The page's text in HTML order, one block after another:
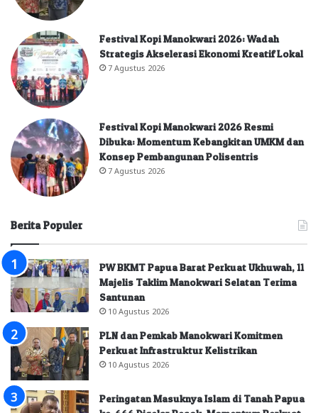
Festival Kopi Manokwari 2026: Wadah
Strategis Akselerasi Ekonomi Kreatif Lokal
7 Agustus 2026
Festival Kopi Manokwari 2026 Resmi
Dibuka: Momentum Kebangkitan UMKM dan
Konsep Pembangunan Polisentris
7 Agustus 2026
Berita Populer
PW BKMT Papua Barat Perkuat Ukhuwah, 11
Majelis Taklim Manokwari Selatan Terima
Santunan
10 Agustus 2026
PLN dan Pemkab Manokwari Komitmen
Perkuat Infrastruktur Kelistrikan
10 Agustus 2026
Peringatan Masuknya Islam di Tanah Papua